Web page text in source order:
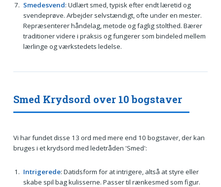
Smedesvend: Udlært smed, typisk efter endt læretid og
svendeprøve. Arbejder selvstændigt, ofte under en mester.
Repræsenterer håndelag, metode og faglig stolthed. Bærer
traditioner videre i praksis og fungerer som bindeled mellem
lærlinge og værkstedets ledelse.
Smed Krydsord over 10 bogstaver
Vi har fundet disse 13 ord med mere end 10 bogstaver, der kan
bruges i et krydsord med ledetråden 'Smed':
Intrigerede: Datidsform for at intrigere, altså at styre eller
skabe spil bag kulisserne. Passer til rænkesmed som figur.